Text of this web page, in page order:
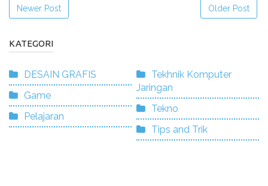
Newer Post Older Post
KATEGORI
DESAIN GRAFIS
Game
Pelajaran
Tekhnik Komputer
Jaringan
Tekno
Tips and Trik